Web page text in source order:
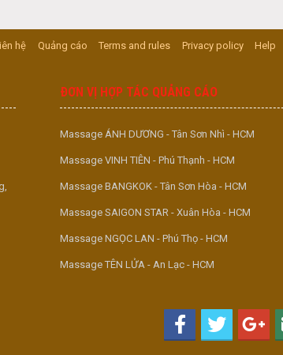
hệ Quảng cáo Terms and rules Privacy policy Help
ĐƠN VỊ HỢP TÁC QUẢNG CÁO
Massage ÁNH DƯƠNG - Tân Sơn Nhì - HCM
Massage VINH TIÊN - Phú Thạnh - HCM
Massage BANGKOK - Tân Sơn Hòa - HCM
Massage SAIGON STAR - Xuân Hòa - HCM
Massage NGỌC LAN - Phú Thọ - HCM
Massage TÊN LỬA - An Lạc - HCM